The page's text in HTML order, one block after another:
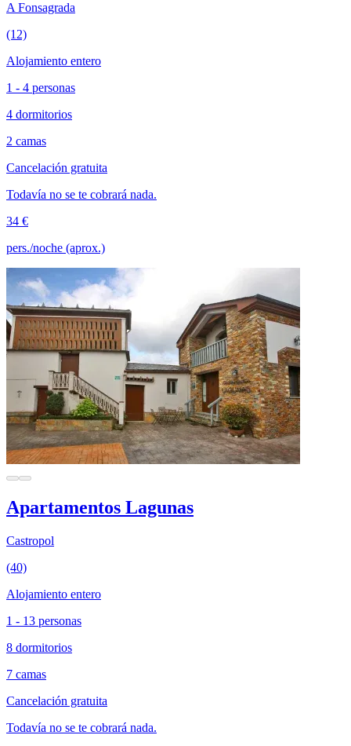
A Fonsagrada
(12)
Alojamiento entero
1 - 4 personas
4 dormitorios
2 camas
Cancelación gratuita
Todavía no se te cobrará nada.
34 €
pers./noche (aprox.)
Apartamentos Lagunas
Castropol
(40)
Alojamiento entero
1 - 13 personas
8 dormitorios
7 camas
Cancelación gratuita
Todavía no se te cobrará nada.